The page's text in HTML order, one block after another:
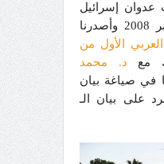
إسرائيل
الأول على غزة ديسمبر 2008 وأصدرنا
الأول من
مع د. محمد
في صياغة بيان
على بيان الـ